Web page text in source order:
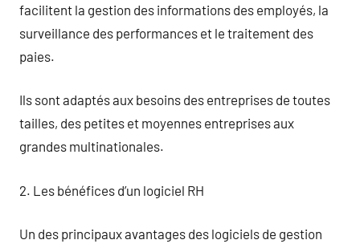
facilitent la gestion des informations des employés, la
surveillance des performances et le traitement des
paies.
Ils sont adaptés aux besoins des entreprises de toutes
tailles, des petites et moyennes entreprises aux
grandes multinationales.
2. Les bénéfices d’un logiciel RH
Un des principaux avantages des logiciels de gestion